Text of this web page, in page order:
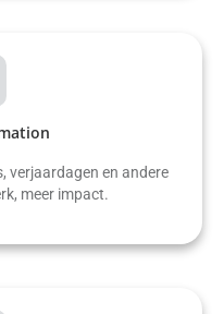
verjaardagen en andere
meer impact.